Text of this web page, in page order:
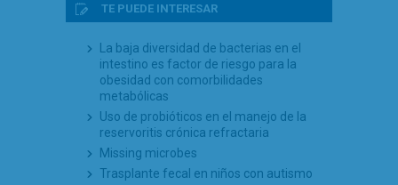
TE PUEDE INTERESAR
La baja diversidad de bacterias en el
intestino es factor de riesgo para la
obesidad con comorbilidades
metabólicas
Uso de probióticos en el manejo de la
reservoritis crónica refractaria
Missing microbes
Trasplante fecal en niños con autismo